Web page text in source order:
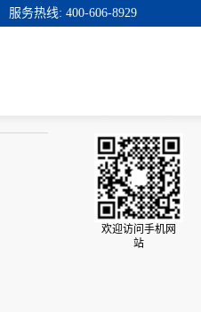
服务热线: 400-606-8929
欢迎访问手机网
站